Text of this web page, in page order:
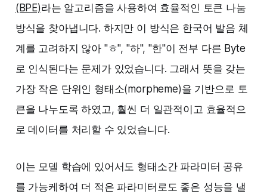
(BPE)라는 알고리즘을 사용하여 효율적인 토큰 나눔
방식을 찾아냅니다. 하지만 이 방식은 한국어 발음 체
계를 고려하지 않아 "ㅎ", "하", "한"이 전부 다른 Byte
로 인식된다는 문제가 있었습니다. 그래서 뜻을 갖는
가장 작은 단위인 형태소(morpheme)을 기반으로 토
큰을 나누도록 하였고, 훨씬 더 일관적이고 효율적으
로 데이터를 처리할 수 있었습니다.
이는 모델 학습에 있어서도 형태소간 파라미터 공유
를 가능케하여 더 적은 파라미터로도 좋은 성능을 낼